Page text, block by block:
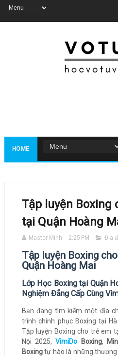
HOME
Tập luyện Boxing
tại Quận Hoàng
Master Minh 2:25 PM Địa
Tập luyện Boxing
Quận Hoàng Mai
Lớp Học Boxing tại Quận
Nghiệm Đẳng Cấp Cùng
Bạn đang tìm kiếm một địa
trình chinh phục Boxing tại
Tập luyện Boxing cho trẻ em
Nội 2025,VimiDo Boxing,
Boxingtự hào là những thương